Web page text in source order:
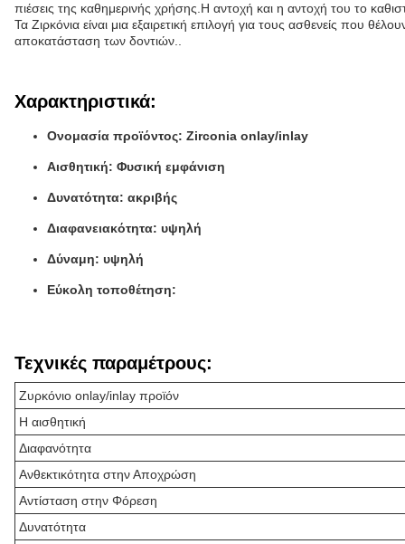
πιέσεις της καθημερινής χρήσης.Η αντοχή και η αντοχή του το
Τα Ζιρκόνια είναι μια εξαιρετική επιλογή για τους ασθενείς που
αποκατάσταση των δοντιών..
Χαρακτηριστικά:
Ονομασία προϊόντος: Zirconia onlay/inlay
Αισθητική: Φυσική εμφάνιση
Δυνατότητα: ακριβής
Διαφανειακότητα: υψηλή
Δύναμη: υψηλή
Εύκολη τοποθέτηση:
Τεχνικές παραμέτρους:
Ζυρκόνιο onlay/inlay προϊόν
Η αισθητική
Διαφανότητα
Ανθεκτικότητα στην Αποχρώση
Αντίσταση στην Φόρεση
Δυνατότητα